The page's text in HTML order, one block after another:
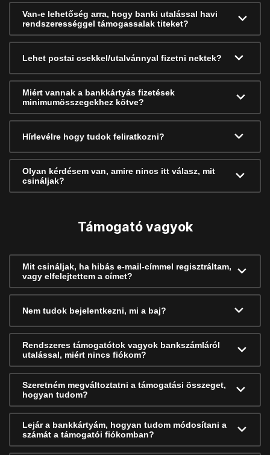
Van-e lehetőség arra, hogy banki utalással havi
rendszerességgel támogassalak titeket?
Lehet postai csekkel/utalvánnyal fizetni nektek?
Miért vannak a bankkártyás fizetések
minimumösszegekhez kötve?
Hírlevélre hogy tudok feliratkozni?
Olyan kérdésem van, amire nincs itt válasz, mit
csináljak?
Támogató vagyok
Mit csináljak, ha hibás e-mail-címmel regisztráltam,
vagy elfelejtettem a címet?
Nem tudok bejelentkezni, mi a baj?
Rendszeres támogatótok vagyok bankszámláról
utalással, miért nincs fiókom?
Szeretném megváltoztatni a támogatási összeget,
hogyan tudom?
Lejár a bankkártyám, hogyan tudom módosítani a
számát a támogatói fiókomban?